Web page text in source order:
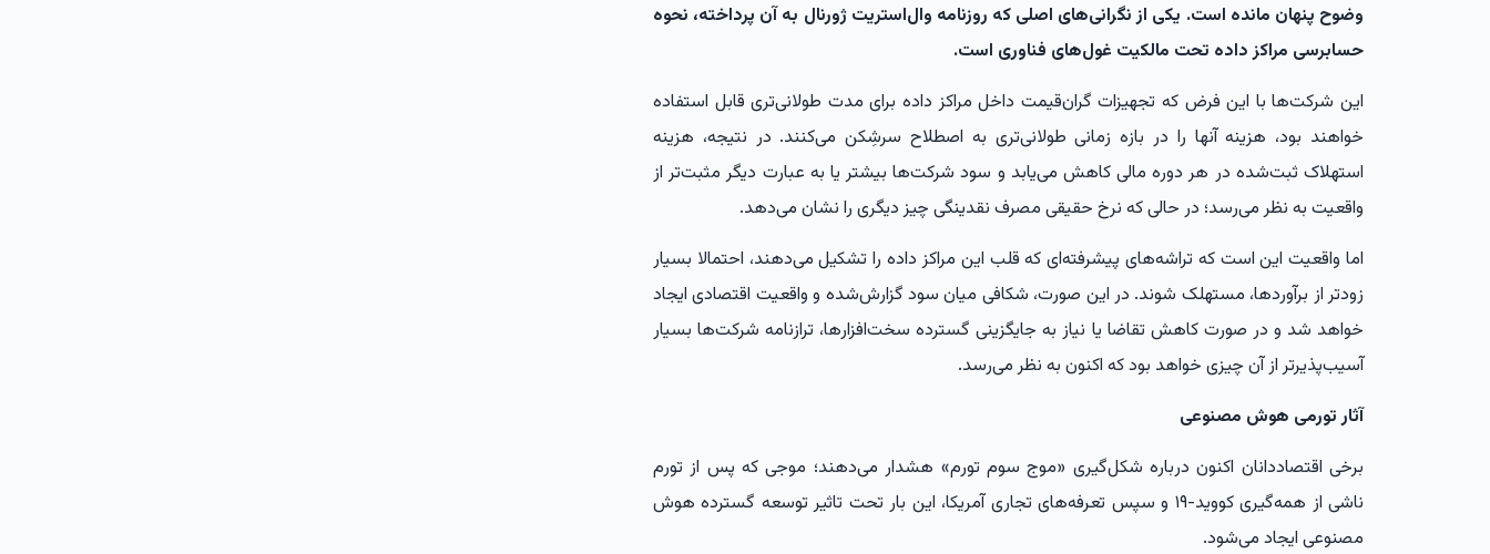
وضوح پنهان مانده است. یکی از نگرانی‌های اصلی که روزنامه وال‌استریت ژورنال به آن پرداخته، نحوه
حسابرسی مراکز داده تحت مالکیت غول‌های فناوری است.
این شرکت‌ها با این فرض که تجهیزات گران‌قیمت داخل مراکز داده برای مدت طولانی‌تری قابل استفاده
خواهند بود، هزینه آنها را در بازه زمانی طولانی‌تری به اصطلاح سرشِکن می‌کنند. در نتیجه، هزینه
استهلاک ثبت‌شده در هر دوره مالی کاهش می‌یابد و سود شرکت‌ها بیشتر یا به عبارت دیگر مثبت‌تر از
واقعیت به نظر می‌رسد؛ در حالی که نرخ حقیقی مصرف نقدینگی چیز دیگری را نشان می‌دهد.
اما واقعیت این است که تراشه‌های پیشرفته‌ای که قلب این مراکز داده را تشکیل می‌دهند، احتمالا بسیار
زودتر از برآوردها، مستهلک شوند. در این صورت، شکافی میان سود گزارش‌شده و واقعیت اقتصادی ایجاد
خواهد شد و در صورت کاهش تقاضا یا نیاز به جایگزینی گسترده سخت‌افزارها، ترازنامه شرکت‌ها بسیار
آسیب‌پذیرتر از آن چیزی خواهد بود که اکنون به نظر می‌رسد.
آثار تورمی هوش مصنوعی
برخی اقتصاددانان اکنون درباره شکل‌گیری «موج سوم تورم» هشدار می‌دهند؛ موجی که پس از تورم
ناشی از همه‌گیری کووید-۱۹ و سپس تعرفه‌های تجاری آمریکا، این بار تحت تاثیر توسعه گسترده هوش
مصنوعی ایجاد می‌شود.